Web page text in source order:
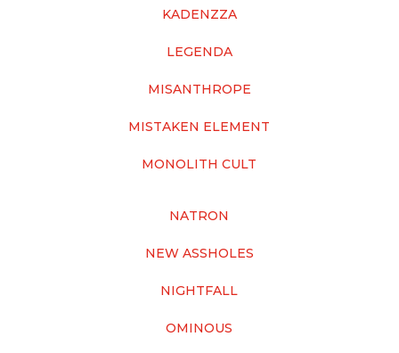
KADENZZA
LEGENDA
MISANTHROPE
MISTAKEN ELEMENT
MONOLITH CULT
NATRON
NEW ASSHOLES
NIGHTFALL
OMINOUS